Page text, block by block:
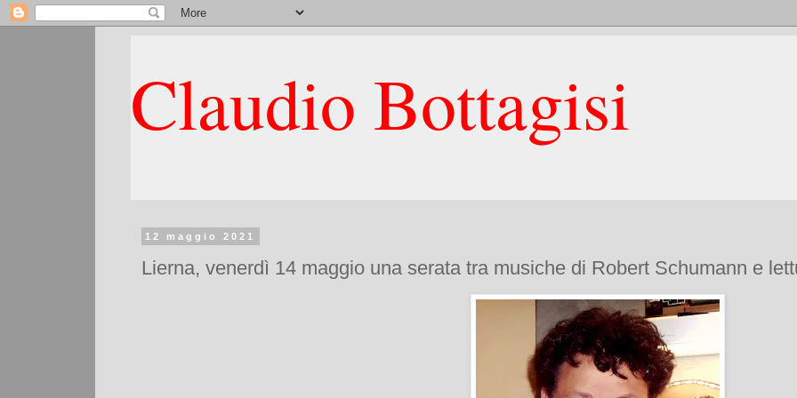
Claudio Bottagisi
12 maggio 2021
Lierna, venerdì 14 maggio una serata tra musiche di Robert Schumann e